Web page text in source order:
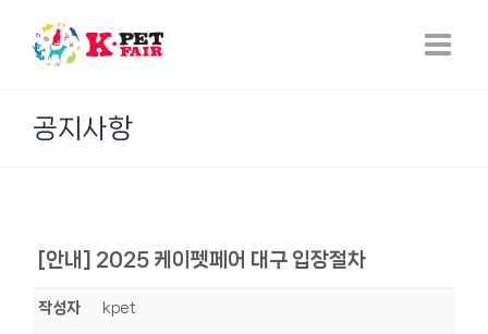
content
공지사항
[안내] 2025 케이펫페어 대구 입장절차
작성자 kpet